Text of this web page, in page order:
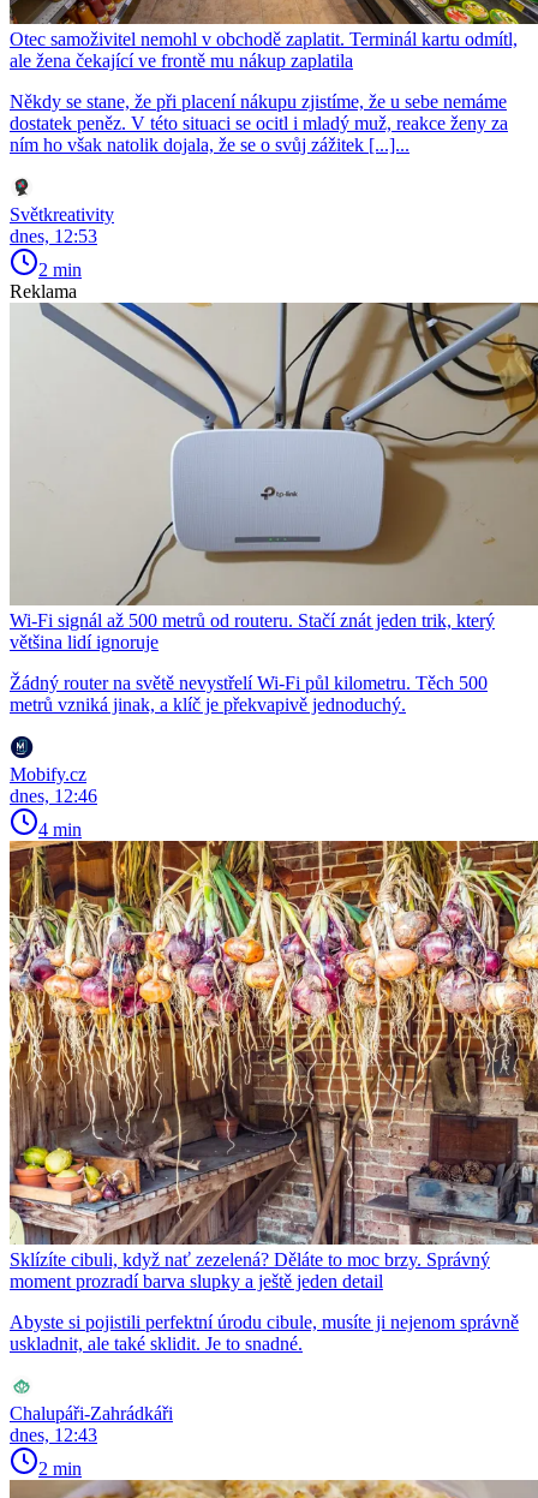
Otec samoživitel nemohl v obchodě zaplatit. Terminál kartu odmítl,
ale žena čekající ve frontě mu nákup zaplatila
Někdy se stane, že při placení nákupu zjistíme, že u sebe nemáme
dostatek peněz. V této situaci se ocitl i mladý muž, reakce ženy za
ním ho však natolik dojala, že se o svůj zážitek [...]...
Světkreativity
dnes, 12:53
2 min
Reklama
Wi-Fi signál až 500 metrů od routeru. Stačí znát jeden trik, který
většina lidí ignoruje
Žádný router na světě nevystřelí Wi-Fi půl kilometru. Těch 500
metrů vzniká jinak, a klíč je překvapivě jednoduchý.
Mobify.cz
dnes, 12:46
4 min
Sklízíte cibuli, když nať zezelená? Děláte to moc brzy. Správný
moment prozradí barva slupky a ještě jeden detail
Abyste si pojistili perfektní úrodu cibule, musíte ji nejenom správně
uskladnit, ale také sklidit. Je to snadné.
Chalupáři-Zahrádkáři
dnes, 12:43
2 min